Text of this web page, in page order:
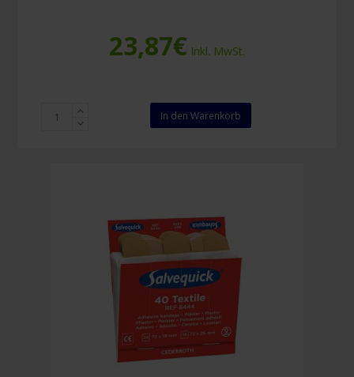
23,87€ Inkl. MwSt.
Salvequick
Pflasterspender
In den Warenkorb